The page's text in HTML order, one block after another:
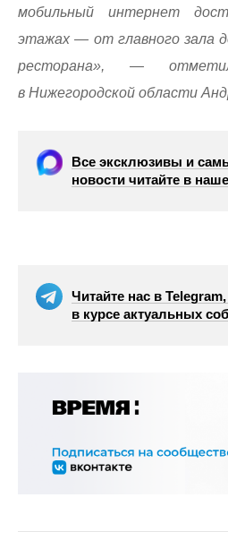
мобильный интернет
этажах — от главного зала
ресторана», —
в Нижегородской области
Все эксклюзивы и
новости читайте в
Читайте нас в
в курсе актуальных